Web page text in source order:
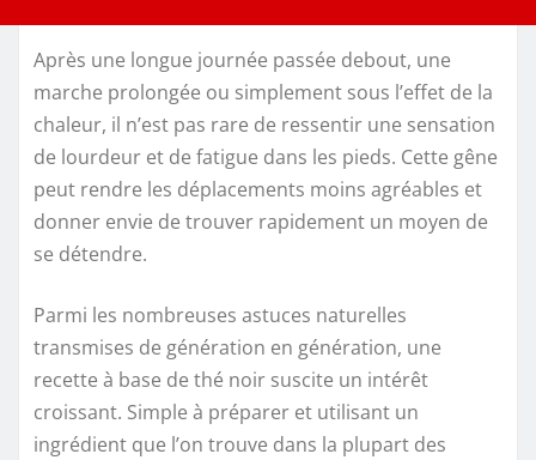
Après une longue journée passée debout, une
marche prolongée ou simplement sous l’effet de la
chaleur, il n’est pas rare de ressentir une sensation
de lourdeur et de fatigue dans les pieds. Cette gêne
peut rendre les déplacements moins agréables et
donner envie de trouver rapidement un moyen de
se détendre.
Parmi les nombreuses astuces naturelles
transmises de génération en génération, une
recette à base de thé noir suscite un intérêt
croissant. Simple à préparer et utilisant un
ingrédient que l’on trouve dans la plupart des